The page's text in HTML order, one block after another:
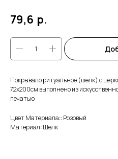
79,6 р.
Покрывало ритуальное (шелк) с
72х200см выполнено из
печатью
Цвет Материала:: Розовый
Материал: Шелк